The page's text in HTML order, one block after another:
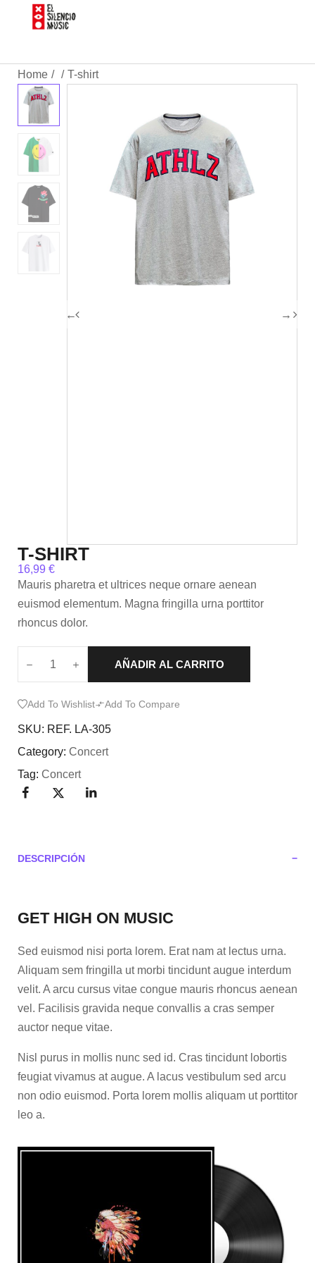
Home / / T-shirt
T-SHIRT
16,99 €
Mauris pharetra et ultrices neque ornare aenean
euismod elementum. Magna fringilla urna porttitor
rhoncus dolor.
AÑADIR AL CARRITO
Add To Wishlist Add To Compare
SKU: REF. LA-305
Category: Concert
Tag: Concert
DESCRIPCIÓN
GET HIGH ON MUSIC
Sed euismod nisi porta lorem. Erat nam at lectus urna.
Aliquam sem fringilla ut morbi tincidunt augue interdum
velit. A arcu cursus vitae congue mauris rhoncus aenean
vel. Facilisis gravida neque convallis a cras semper
auctor neque vitae.
Nisl purus in mollis nunc sed id. Cras tincidunt lobortis
feugiat vivamus at augue. A lacus vestibulum sed arcu
non odio euismod. Porta lorem mollis aliquam ut porttitor
leo a.